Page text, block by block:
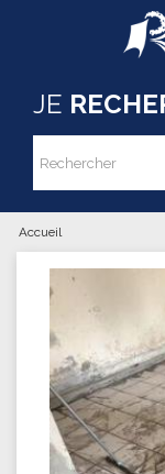
Aller au contenu principal
JE
Rechercher
Vous
Accueil